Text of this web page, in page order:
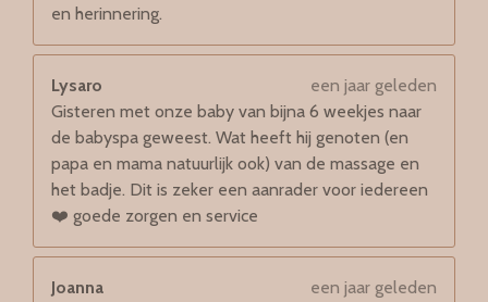
en herinnering.
Lysaro
een jaar geleden
Gisteren met onze baby van bijna 6 weekjes naar
de babyspa geweest. Wat heeft hij genoten (en
papa en mama natuurlijk ook) van de massage en
het badje. Dit is zeker een aanrader voor iedereen
❤️ goede zorgen en service
Joanna
een jaar geleden